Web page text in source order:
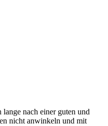
nach einer guten und
nicht anwinkeln und mit